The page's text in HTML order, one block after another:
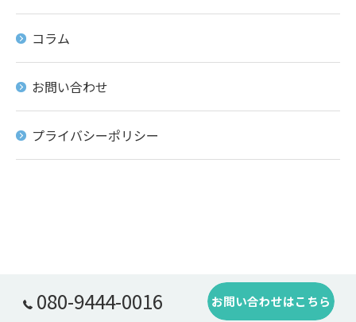
コラム
お問い合わせ
プライバシーポリシー
080-9444-0016 お問い合わせはこちら